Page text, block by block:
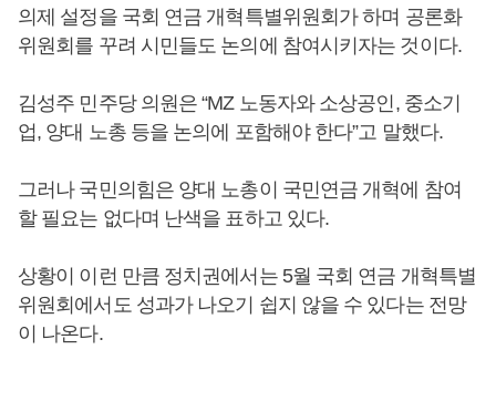
의제 설정을 국회 연금 개혁특별위원회가 하며 공론화
위원회를 꾸려 시민들도 논의에 참여시키자는 것이다.
김성주 민주당 의원은 “MZ 노동자와 소상공인, 중소기
업, 양대 노총 등을 논의에 포함해야 한다”고 말했다.
그러나 국민의힘은 양대 노총이 국민연금 개혁에 참여
할 필요는 없다며 난색을 표하고 있다.
상황이 이런 만큼 정치권에서는 5월 국회 연금 개혁특별
위원회에서도 성과가 나오기 쉽지 않을 수 있다는 전망
이 나온다.